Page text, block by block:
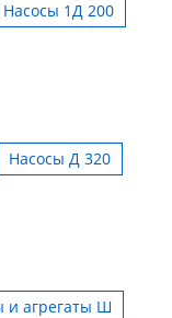
Насосы 1Д 200
Насосы Д 320
и агрегаты Ш